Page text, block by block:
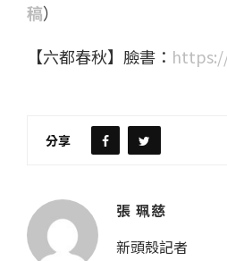
稿）
【六都春秋】臉書：
分享
張 珮慈
新頭殼記者